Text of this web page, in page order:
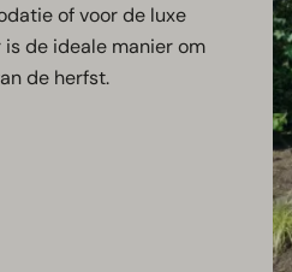
of voor de luxe
de ideale manier om
de herfst.